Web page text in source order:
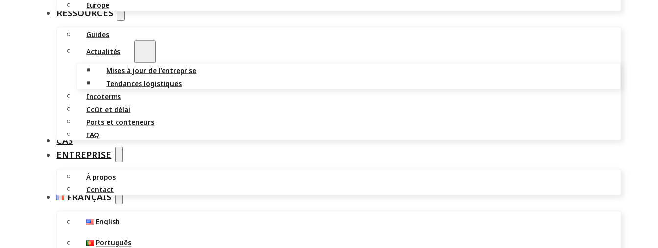
Europe
RESSOURCES
Guides
Actualités
Mises à jour de l’entreprise
Tendances logistiques
Incoterms
Coût et délai
Ports et conteneurs
FAQ
CAS
ENTREPRISE
À propos
Contact
FRANÇAIS
English
Português